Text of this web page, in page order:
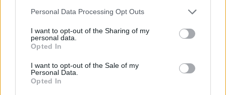
Personal Data Processing Opt Outs
I want to opt-out of the Sharing of my
personal data.
Opted In
I want to opt-out of the Sale of my
Personal Data.
Opted In